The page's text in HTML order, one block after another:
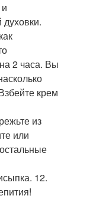
2 часа. Вы
крем
из
или
12.